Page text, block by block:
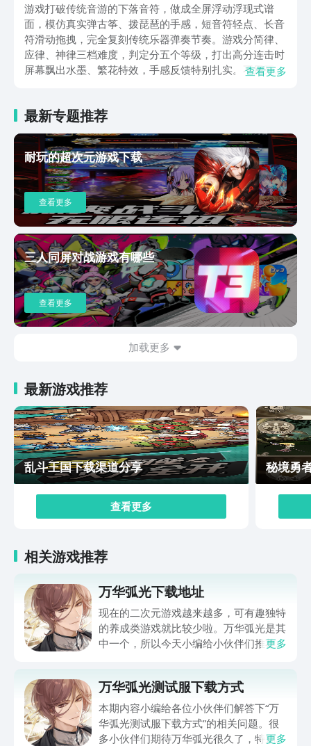
游戏打破传统音游的下落音符，做成全屏浮动浮现式谱
面，模仿真实弹古筝、拨琵琶的手感，短音符轻点、长音
符滑动拖拽，完全复刻传统乐器弹奏节奏。游戏分简律、
应律、神律三档难度，判定分五个等级，打出高分连击时
屏幕飘出水墨、繁花特效，手感反馈特别扎实。不用死记
节奏。曲库是这款游戏的王牌优势，收录几百首原创国风
曲目，细分传统民乐、戏腔国潮、国风电子三种大类，既
有纯二胡古琴的古韵曲目，也有混搭 EDM 的新潮改编
曲，每次版本更新都会上新独家原创曲子。所有歌曲解锁
全靠打歌推进，不用花钱买曲包，通关对应难度就能永久
收录。很多曲目是圈内知名曲师定制，不少玩家就是冲着
配乐入坑，平时闲着打开游戏随便点开一首歌，既能听歌
放松，又能随手打一局，休闲属性拉满。官方还会根据玩
家在评论区的投票上新曲目，玩家喜欢的曲子大概率后续
会加入曲库。美术把水墨山河、敦煌纹样和二次元人设融
合，星织、晚盈等角色立绘画风细腻，打歌时背景跟着曲
目切换动态水墨场景，连击越高画面特效越华丽。角色靠
打歌解锁，收集对应成就就能拿角色皮肤，皮肤只改外观
和对局特效，不影响平衡，没有战力养成。成就系统覆盖
全难度曲目挑战，慢慢解锁成就的过程很有成就感，平时
不想打高难，佛系收集角色、翻看立绘也能玩很久。搞定
是实打实的用心打磨。对比同类型音游，它把国风内核落
地在操作和配乐里，新手友好、大佬有挑战空间。后续官
方还会持续扩充曲库和角色内容，没入坑的抓紧去豌豆荚
平台预约，等新版本上线直接下载开玩，绝对是今年最值
的国风音游。
查看更多
最新专题推荐
耐玩的超次元游戏下载
查看更多
三人同屏对战游戏有哪些
查看更多
加载更多
最新游戏推荐
乱斗王国下载渠道分享
查看更多
秘境勇
相关游戏推荐
万华弧光下载地址
现在的二次元游戏越来越多，可有趣独特
的养成类游戏就比较少啦。万华弧光是其
中一个，所以今天小编给小伙伴们推荐下
待游玩万华弧光的小伙伴们，还等什么，
快跟着小编继续往下看吧。
更多
万华弧光测试服下载方式
本期内容小编给各位小伙伴们解答下“万
华弧光测试服下载方式”的相关问题。很
多小伙伴们期待万华弧光很久了，特别想
更多